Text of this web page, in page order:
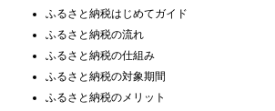
ふるさと納税はじめてガイド
ふるさと納税の流れ
ふるさと納税の仕組み
ふるさと納税の対象期間
ふるさと納税のメリット